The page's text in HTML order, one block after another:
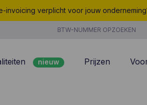
invoicing verplicht voor jouw
BTW-NUMMER OPZOEKEN
nieuw Prijzen